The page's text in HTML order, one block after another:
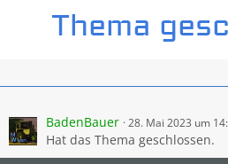
BadenBauer 28. Mai 2023 um
Hat das Thema geschlossen.